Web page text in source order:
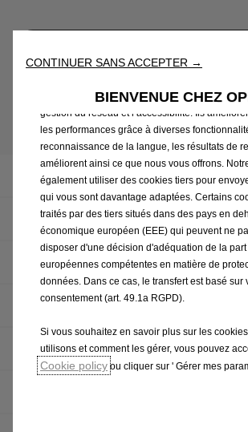
Après-vente &
Offres de services
Contrôles & inspections
Réparations
Campagnes de rappel
Manuels d'utilisation
CONTINUER SANS ACCEPTER →
BIENVENUE CHEZ
Nous utilisons des cookies afin de vous offrir la
fournir des fonctionnalités essentielles telles
gestion du réseau et l’accessibilité. Ils
les performances grâce à diverses
reconnaissance de la langue, les résultats de
améliorent ainsi ce que nous vous offrons.
également utiliser des cookies tiers pour
qui vous sont davantage adaptées. Certains
traités par des tiers situés dans des pays en
économique européen (EEE) qui peuvent ne
disposer d'une décision d'adéquation de la
européennes compétentes en matière de
données. Dans ce cas, le transfert est basé sur
consentement (art. 49.1a RGPD).
Si vous souhaitez en savoir plus sur les
utilisons et comment les gérer, vous pouvez
Cookie policy ou cliquer sur ' Gérer mes